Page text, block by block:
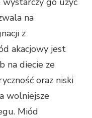
na
z
akacjowy jest
na diecie ze
oraz niski
wolniejsze
Miód